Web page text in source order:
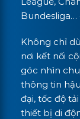
Bundesliga…
Không chỉ
nơi kết nối
góc nhìn
thông tin
đại, tốc độ
thiết bị di